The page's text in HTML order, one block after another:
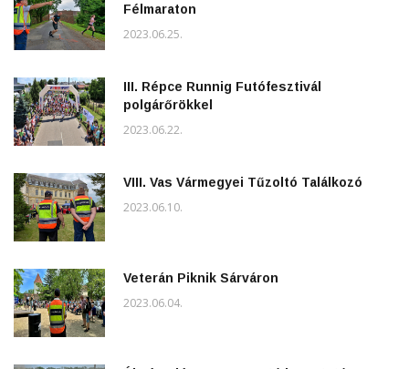
Félmaraton
2023.06.25.
III. Répce Runnig Futófesztivál
polgárőrökkel
2023.06.22.
VIII. Vas Vármegyei Tűzoltó Találkozó
2023.06.10.
Veterán Piknik Sárváron
2023.06.04.